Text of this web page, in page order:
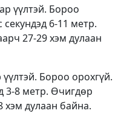
үүлтэй. Бороо
6-11 метр.
27-29 хэм дулаан
үүлтэй. Бороо орохгүй.
3-8 метр. Өчигдөр
хэм дулаан байна.